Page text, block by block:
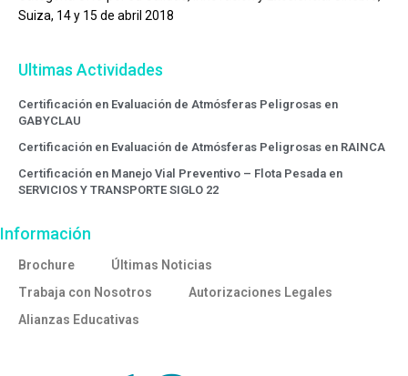
Suiza, 14 y 15 de abril 2018
Ultimas Actividades
Certificación en Evaluación de Atmósferas Peligrosas en
GABYCLAU
Certificación en Evaluación de Atmósferas Peligrosas en RAINCA
Certificación en Manejo Vial Preventivo – Flota Pesada en
SERVICIOS Y TRANSPORTE SIGLO 22
Información
Brochure
Últimas Noticias
Trabaja con Nosotros
Autorizaciones Legales
Alianzas Educativas